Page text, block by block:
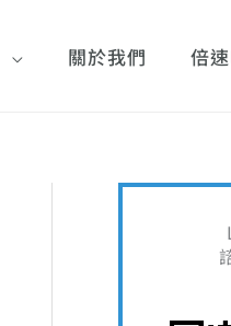
關於我們 倍